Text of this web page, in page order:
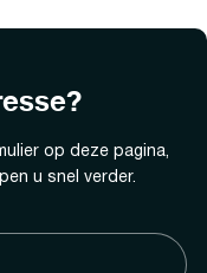
op deze pagina,
u snel verder.